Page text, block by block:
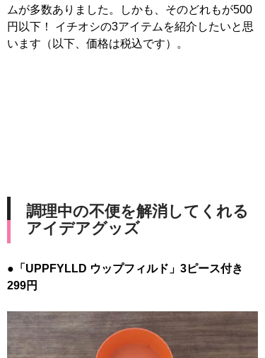
ムが多数ありました。しかも、そのどれもが500
円以下！ イチオシの3アイテムを紹介したいと思
います（以下、価格は税込です）。
調理中の不便を解消してくれる
アイデアグッズ
●「UPPFYLLD ウップフィルド」3ピース付き
299円